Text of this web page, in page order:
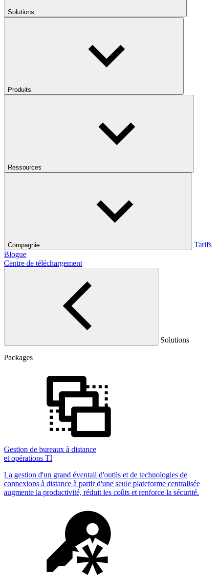
Solutions
Produits
Ressources
Compagnie
Tarifs
Blogue
Centre de téléchargement
Solutions
Packages
Gestion de bureaux à distance
et opérations TI
La gestion d'un grand éventail d'outils et de technologies de
connexions à distance à partir d'une seule plateforme centralisée
augmente la productivité, réduit les coûts et renforce la sécurité.